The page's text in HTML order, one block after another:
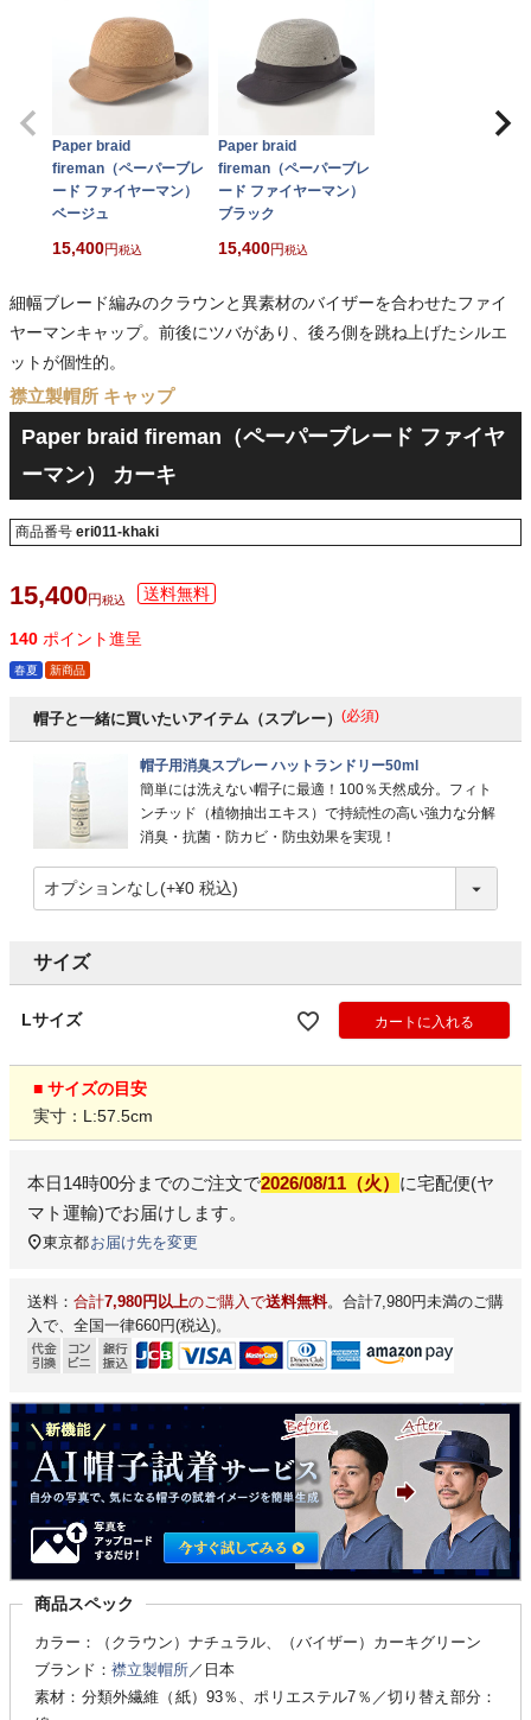
Paper braid
fireman（ペーパーブレ
ード ファイヤーマン）
ベージュ
15,400 税込
Paper braid
fireman（ペーパーブレ
ード ファイヤーマン）
ブラック
15,400 税込
細幅ブレード編みのクラウンと異素材のバイザーを合わせたファイ
ヤーマンキャップ。前後にツバがあり、後ろ側を跳ね上げたシルエ
ットが個性的。
襟立製帽所 キャップ
Paper braid fireman（ペーパーブレード ファイヤ
ーマン） カーキ
商品番号 eri011-khaki
15,400 税込
140 ポイント進呈
春夏 新商品
帽子と一緒に買いたいアイテム（スプレー） (必須)
帽子用消臭スプレー ハットランドリー50ml
簡単には洗えない帽子に最適！100％天然成分。フィト
ンチッド（植物抽出エキス）で持続性の高い強力な分解
消臭・抗菌・防カビ・防虫効果を実現！
サイズ
Lサイズ カートに入れる
■ サイズの目安
実寸：L:57.5cm
本日14時00分 までのご注文で2026/08/11（火） に宅配便(ヤ
マト運輸)でお届けします。
東京都お届け先を変更
送料： 合計7,980円以上のご購入で送料無料。合計7,980円未満のご購
入で、全国一律660円(税込)。
商品スペック
カラー：（クラウン）ナチュラル、（バイザー）カーキグリーン
ブランド： 襟立製帽所 ／日本
素材：分類外繊維（紙）93％、ポリエステル7％／切り替え部分：